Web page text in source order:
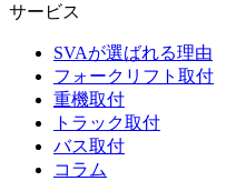
サービス
SVAが選ばれる理由
フォークリフト取付
重機取付
トラック取付
バス取付
コラム